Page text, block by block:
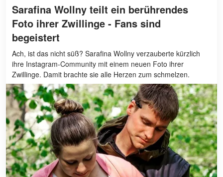
Sarafina Wollny teilt ein berührendes
Foto ihrer Zwillinge - Fans sind
begeistert
Ach, ist das nicht süß? Sarafina Wollny verzauberte kürzlich
ihre Instagram-Community mit einem neuen Foto ihrer
Zwillinge. Damit brachte sie alle Herzen zum schmelzen.